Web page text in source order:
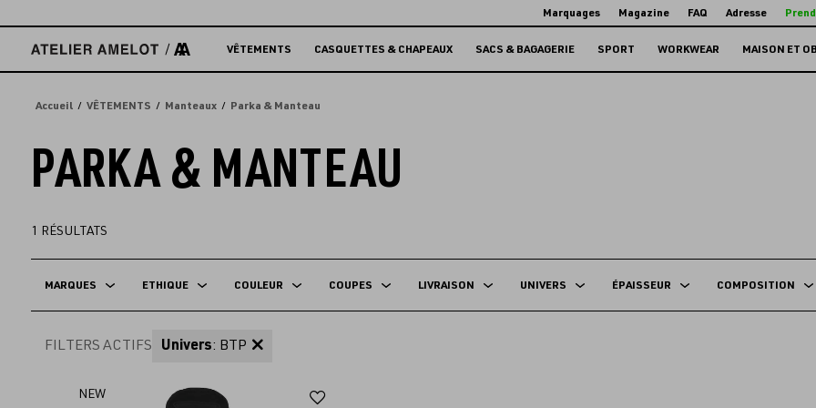
directement
contenu
Marquages Magazine FAQ Adresse
VÊTEMENTS CASQUETTES & CHAPEAUX SACS & BAGAGERIE SPORT WORKWEAR MAISON ET
Accueil VÊTEMENTS Manteaux Parka & Manteau
PARKA & MANTEAU
1 RÉSULTATS
MARQUES ETHIQUE COULEUR COUPES LIVRAISON UNIVERS ÉPAISSEUR COMPOSITION
FILTERS ACTIFS Univers: BTP
NEW